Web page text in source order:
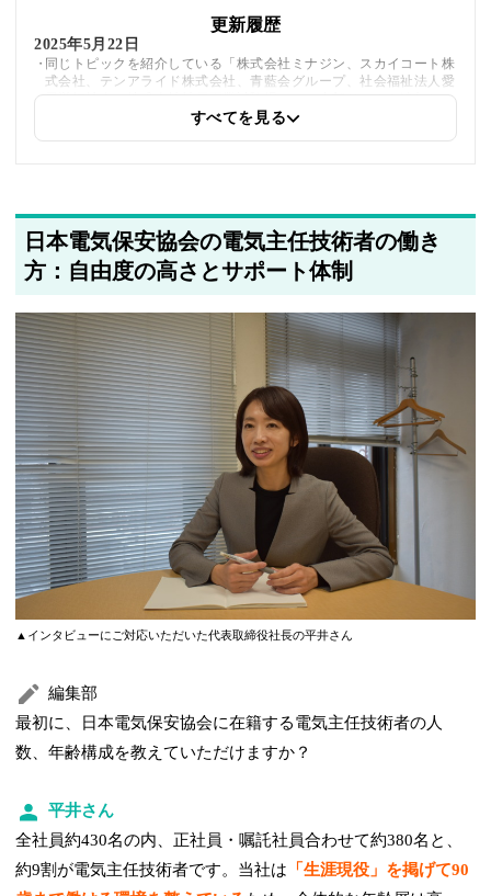
更新履歴
2025年5月22日
同じトピックを紹介している「株式会社ミナジン、スカイコート株
式会社、テンアライド株式会社、青藍会グループ、社会福祉法人愛
里巣福祉会、株式会社神戸工業試験場」への内部リンクを追加しま
すべてを見る
日本電気保安協会の電気主任技術者の働き
方：自由度の高さとサポート体制
▲インタビューにご対応いただいた代表取締役社長の平井さん
編集部
最初に、日本電気保安協会に在籍する電気主任技術者の人
数、年齢構成を教えていただけますか？
平井さん
全社員約430名の内、正社員・嘱託社員合わせて約380名と、
約9割が電気主任技術者です。当社は 「生涯現役」を掲げて90